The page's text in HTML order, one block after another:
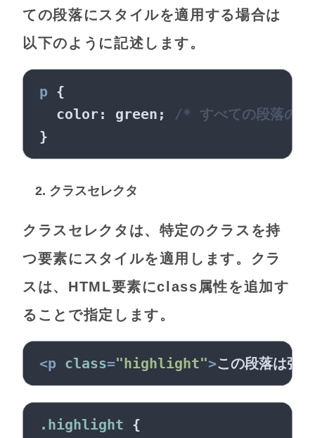
ての段落にスタイルを適用する場合は
以下のように記述します。
p {
color: green; /* すべての段落の
2. クラスセレクタ
クラスセレクタは、特定のクラスを持
つ要素にスタイルを適用します。クラ
スは、HTML要素にclass属性を追加す
ることで指定します。
<p class="highlight">この段落は強
.highlight {